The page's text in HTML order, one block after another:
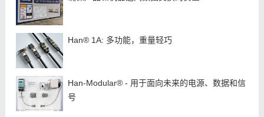
Han® 1A: 多功能，重量轻巧
Han-Modular® - 用于面向未来的电源、数据和信
号